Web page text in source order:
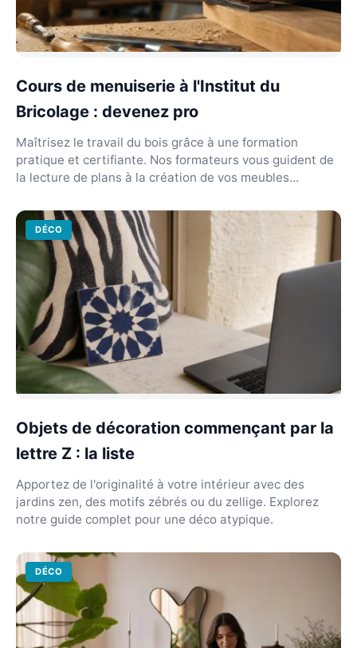
Cours de menuiserie à l'Institut du
Bricolage : devenez pro
Maîtrisez le travail du bois grâce à une formation
pratique et certifiante. Nos formateurs vous guident de
la lecture de plans à la création de vos meubles...
DÉCO
Objets de décoration commençant par la
lettre Z : la liste
Apportez de l'originalité à votre intérieur avec des
jardins zen, des motifs zébrés ou du zellige. Explorez
notre guide complet pour une déco atypique.
DÉCO